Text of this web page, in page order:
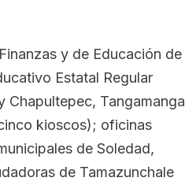
y de Educación de
Estatal Regular
Chapultepec, Tangamanga
kioscos); oficinas
de Soledad,
de Tamazunchale